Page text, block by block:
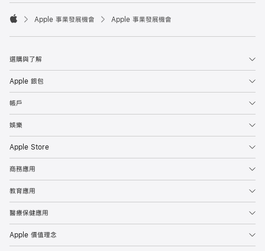

Apple 事業發展機會 Apple 事業發展機會
選購與了解
Apple 銀包
帳戶
娛樂
Apple Store
商務應用
教育應用
醫療保健應用
Apple 價值理念